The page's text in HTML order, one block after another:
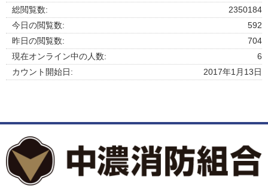
2350184
総閲覧数:
592
今日の閲覧数:
704
昨日の閲覧数:
6
現在オンライン中の人数:
2017年1月13日
カウント開始日: